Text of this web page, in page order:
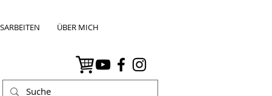
ÜBER MICH